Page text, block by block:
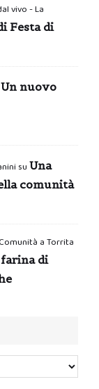
vivo - La
Festa di
Un nuovo
su Una
comunità
a Torrita
di